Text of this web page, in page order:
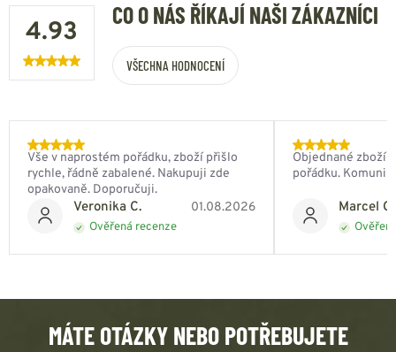
4.93
CO O NÁS ŘÍKAJÍ NAŠI ZÁKAZNÍCI
VŠECHNA HODNOCENÍ
Veronika C. 01.08.2026
Ověřená recenze
Vše v naprostém pořádku, zboží přišlo
rychle, řádně zabalené. Nakupuji zde
opakovaně. Doporučuji.
Marcel
Objednané zboží
pořádku.
MÁTE OTÁZKY NEBO POTŘEBUJETE